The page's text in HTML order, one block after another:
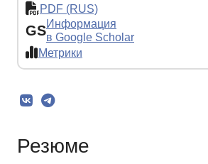
PDF (RUS)
GSИнформация
в Google Scholar
Метрики
Резюме